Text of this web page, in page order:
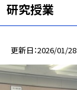
究授業
更新日 2026/01/28